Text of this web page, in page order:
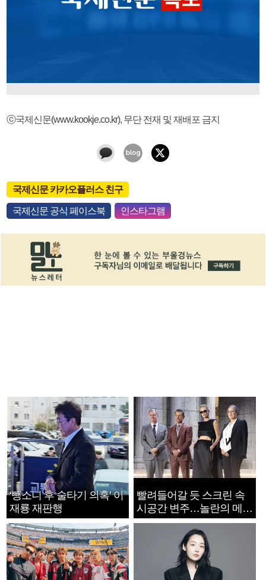
ⓒ국제신문(www.kookje.co.kr), 무단 전재 및 재배포 금지
국제신문 카카오플러스 친구
국제신문 공식 페이스북 인스타그램
‘뺑소니 후 술타기 의혹’ 이
재룡 재판행
빨려들어갈 듯 스크린 속
시공간 변주…놀란의 메시
지는 ‘전쟁 속죄’